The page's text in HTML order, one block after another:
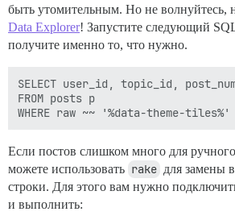
быть утомительным. Но не волнуйтесь,
Data Explorer! Запустите следующий
получите именно то, что нужно.
SELECT user_id, topic_id,
FROM posts p
Если постов слишком много для
можете использовать rake для замены
строки. Для этого вам нужно
и выполнить: